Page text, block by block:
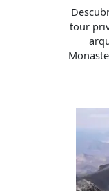
tour